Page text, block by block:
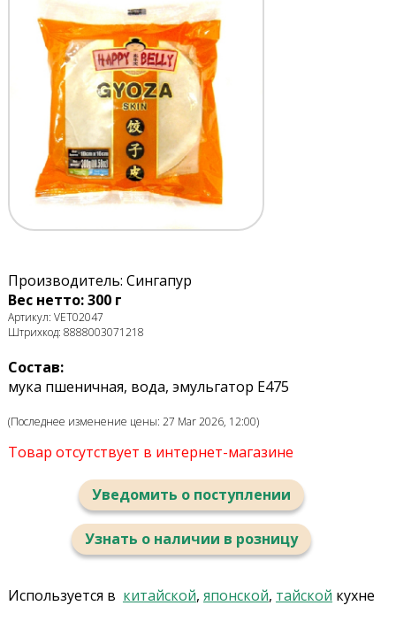
Производитель: Сингапур
Вес нетто: 300 г
Артикул: VET02047
Штрихкод: 8888003071218
Состав:
мука пшеничная, вода, эмульгатор E475
(Последнее изменение цены: 27 Mar 2026, 12:00)
Товар отсутствует в интернет-магазине
Уведомить о поступлении
Узнать о наличии в розницу
Используется в китайской, японской, тайской кухне